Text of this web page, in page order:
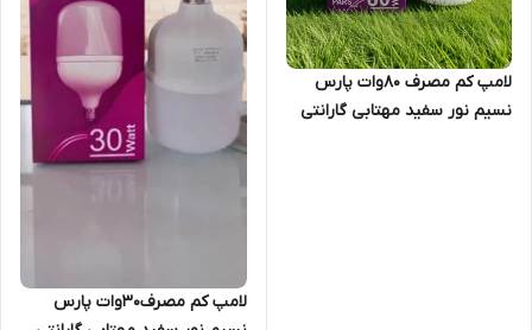
لامپ کم مصرف 80وات پارس
نسیم نور سفید مهتابی گارانتی
لامپ کم مصرف30وات پارس